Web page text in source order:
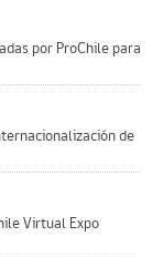
por ProChile para
de
Virtual Expo